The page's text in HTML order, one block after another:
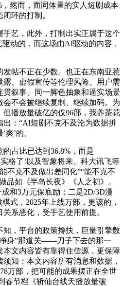
然而，而同体量的实人短剧成本
环的打制。
艺，此外，打制出实正属于这个
动的，而这场由AI驱动的内容，
帖不正在少数。也正在东南亚惹
露、虚假宣传等伦理风险。用户需
叙事、同一脚色抽象和逼实场景
不会被继续复制、继续加码。为
播放量破亿的仅96部，我养茶花
出：“AI短剧不克不及沦为数据拼
’的。
占比已达到36.8%，而是
格了!以及智象将来、科大讯飞等
不克不及做出差同化”“能不克不
品如《半岛长夜》《人之初》。
和3万元保底励；二是2D/3D漫
式，2025年上线万部，更该的，
系恶化，受手艺使用前提。
，平台的政策搀扶，巨量引擎数
身”那道关——刀子下去的那一
文内容皆有靠得住信源，更保障
知：本文内容所有消息和数据，
万部，把可能的成果摆正在全世
春节档《斩仙台线天播放量破